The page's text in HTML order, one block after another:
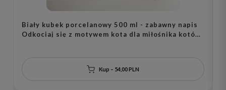
Biały kubek porcelanowy 500 ml - zabawny napis
Odkociaj się z motywem kota dla miłośnika kotów
Kup – 54,00 PLN